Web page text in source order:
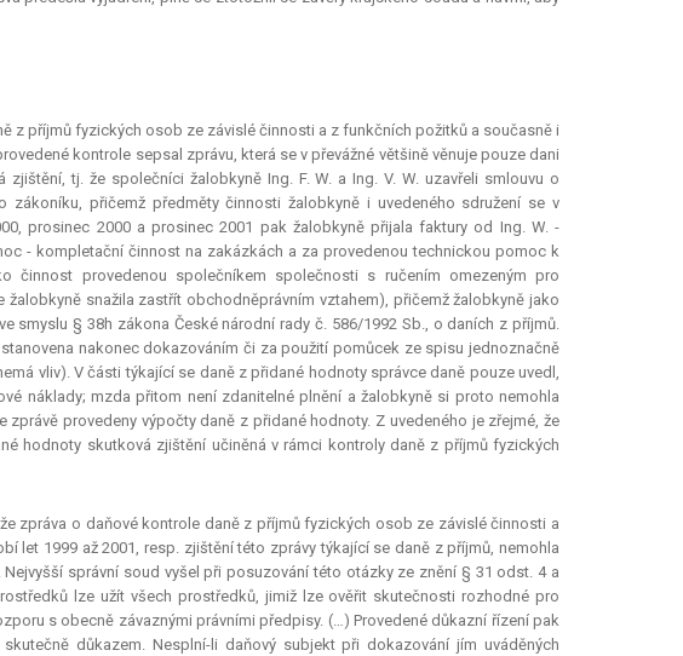
z příjmů fyzických osob ze závislé činnosti a z funkčních požitků a současně i
kontrole sepsal zprávu, která se v převážné většině věnuje pouze dani
tj. že společníci žalobkyně Ing. F. W. a Ing. V. W. uzavřeli smlouvu o
přičemž předměty činnosti žalobkyně i uvedeného sdružení se v
prosinec 2000 a prosinec 2001 pak žalobkyně přijala faktury od Ing. W. -
- kompletační činnost na zakázkách a za provedenou technickou pomoc k
činnost provedenou společníkem společnosti s ručením omezeným pro
snažila zastřít obchodněprávním vztahem), přičemž žalobkyně jako
smyslu § 38h zákona České národní rady č. 586/1992 Sb., o daních z příjmů.
nakonec dokazováním či za použití pomůcek ze spisu jednoznačně
vliv). V části týkající se daně z přidané hodnoty správce daně pouze uvedl,
náklady; mzda přitom není zdanitelné plnění a žalobkyně si proto nemohla
provedeny výpočty daně z přidané hodnoty. Z uvedeného je zřejmé, že
hodnoty skutková zjištění učiněná v rámci kontroly daně z příjmů fyzických
zpráva o daňové kontrole daně z příjmů fyzických osob ze závislé činnosti a
let 1999 až 2001, resp. zjištění této zprávy týkající se daně z příjmů, nemohla
správní soud vyšel při posuzování této otázky ze znění § 31 odst. 4 a
lze užít všech prostředků, jimiž lze ověřit skutečnosti rozhodné pro
s obecně závaznými právními předpisy. (…) Provedené důkazní řízení pak
důkazem. Nesplní-li daňový subjekt při dokazování jím uváděných